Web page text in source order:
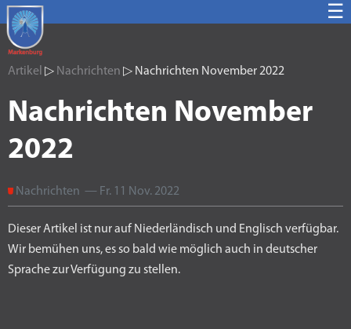
☰
Artikel ▷ Nachrichten ▷ Nachrichten November 2022
Nachrichten November
2022
Nachrichten — Fr. 11 Nov. 2022
Dieser Artikel ist nur auf Niederländisch und Englisch verfügbar.
Wir bemühen uns, es so bald wie möglich auch in deutscher
Sprache zur Verfügung zu stellen.